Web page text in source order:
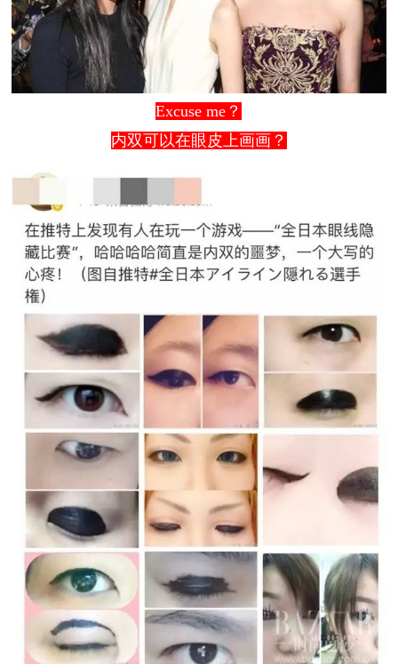
Excuse me？
内双可以在眼皮上画画？